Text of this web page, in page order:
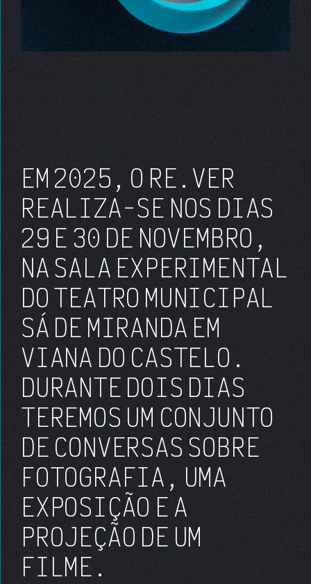
EM 2025 , O RE.VER
REALIZA-SE NOS DIAS
29 E 30 DE NOVEMBRO ,
NASALA EXPERIMENTAL
DO TEATRO MUNICIPAL
SÁ DE MIRANDA EM
VIANA DO CASTELO .
DURANTE DOIS DIAS
TEREMOS UM CONJUNTO
DE CONVERSAS SOBRE
FOTOGRAFIA , UMA
EXPOSIÇÃO E A
PROJEÇÃO DE UM
FILME .